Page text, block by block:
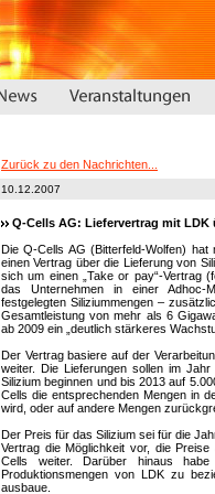
Zurück zu den Nachrichten...
10.12.2007
Q-Cells AG: Liefervertrag mit LDK
Die Q-Cells AG (Bitterfeld-Wolfen)
einen Vertrag über die Lieferung von
sich um einen „Take or pay“-Vertrag
das Unternehmen in einer Adhoc-
festgelegten Siliziummengen –
Gesamtleistung von mehr als 6
ab 2009 ein „deutlich stärkeres
Der Vertrag basiere auf der
weiter. Die Lieferungen sollen im
Silizium beginnen und bis 2013 auf
Cells die entsprechenden Mengen in
wird, oder auf andere Mengen
Der Preis für das Silizium sei für die
Vertrag die Möglichkeit vor, die
Cells weiter. Darüber hinaus
Produktionsmengen von LDK zu
ausbaue.